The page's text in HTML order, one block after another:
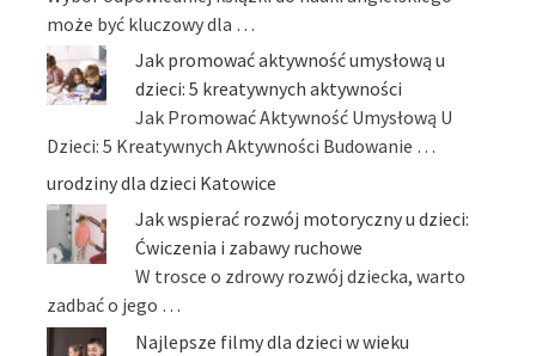
może być kluczowy dla …
Jak promować aktywność umysłową u
dzieci: 5 kreatywnych aktywności
Jak Promować Aktywność Umysłową U
Dzieci: 5 Kreatywnych Aktywności Budowanie …
urodziny dla dzieci Katowice
Jak wspierać rozwój motoryczny u dzieci:
Ćwiczenia i zabawy ruchowe
W trosce o zdrowy rozwój dziecka, warto
zadbać o jego …
Najlepsze filmy dla dzieci w wieku